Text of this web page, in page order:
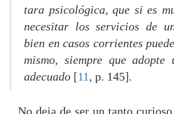
tara psicológica, que si es
necesitar los servicios de
bien en casos corrientes
mismo, siempre que adopte
adecuado [11, p. 145].
No deja de ser un tanto